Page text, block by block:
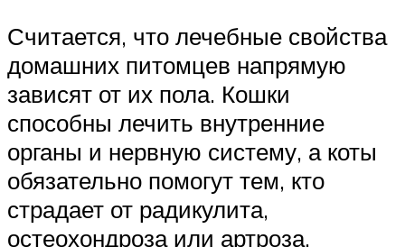
Считается, что лечебные свойства
домашних питомцев напрямую
зависят от их пола. Кошки
способны лечить внутренние
органы и нервную систему, а коты
обязательно помогут тем, кто
страдает от радикулита,
остеохондроза или артроза.